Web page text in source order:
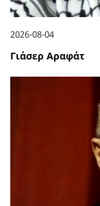
2026-08-04
Γιάσερ Αραφάτ